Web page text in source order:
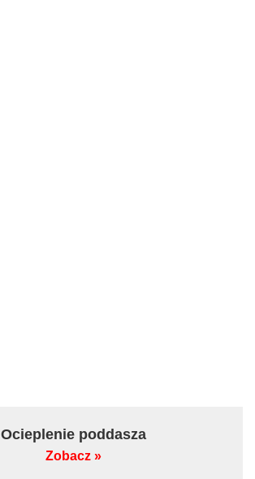
Ocieplenie poddasza
Zobacz »